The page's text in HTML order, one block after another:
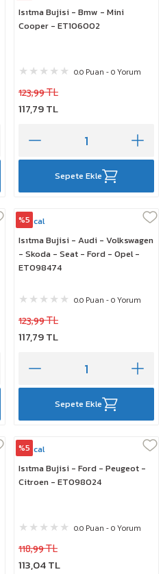
Isıtma Bujisi - Bmw - Mini
Cooper - ET106002
0.0 Puan - 0 Yorum
123,99 TL
117,79 TL
Sepete Ekle
%5
Rescal
Isıtma Bujisi - Audi - Volkswagen
- Skoda - Seat - Ford - Opel -
ET098474
0.0 Puan - 0 Yorum
123,99 TL
117,79 TL
Sepete Ekle
%5
Rescal
Isıtma Bujisi - Ford - Peugeot -
Citroen - ET098024
0.0 Puan - 0 Yorum
118,99 TL
113,04 TL